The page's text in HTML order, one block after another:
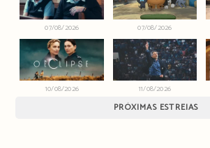
07/08/2026 07/08/2026
10/08/2026 11/08/2026
PRÓXIMAS ESTREIAS